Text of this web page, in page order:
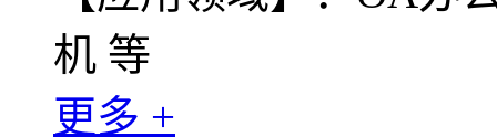
机 等
更多 +